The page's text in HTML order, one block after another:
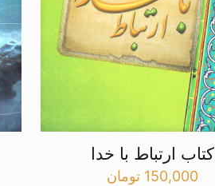
کتاب ارتباط با خدا
150,000 تومان